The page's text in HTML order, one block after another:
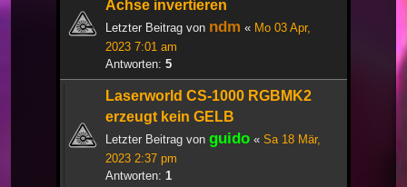
Achse invertieren
Letzter Beitrag von ndm « Mo 03 Apr,
2023 7:01 am
Antworten: 5
Laserworld CS-1000 RGBMK2
erzeugt kein GELB
Letzter Beitrag von guido « Sa 18 Mär,
2023 2:37 pm
Antworten: 1